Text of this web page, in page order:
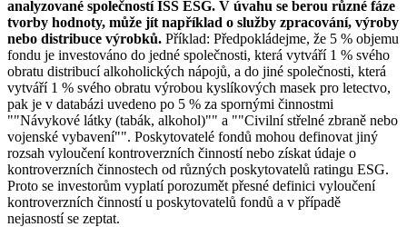
analyzované společností ISS ESG. V úvahu se berou různé fáze
tvorby hodnoty, může jít například o služby zpracování, výroby
nebo distribuce výrobků. Příklad: Předpokládejme, že 5 % objemu
fondu je investováno do jedné společnosti, která vytváří 1 % svého
obratu distribucí alkoholických nápojů, a do jiné společnosti, která
vytváří 1 % svého obratu výrobou kyslíkových masek pro letectvo,
pak je v databázi uvedeno po 5 % za spornými činnostmi
""Návykové látky (tabák, alkohol)"" a ""Civilní střelné zbraně nebo
vojenské vybavení"". Poskytovatelé fondů mohou definovat jiný
rozsah vyloučení kontroverzních činností nebo získat údaje o
kontroverzních činnostech od různých poskytovatelů ratingu ESG.
Proto se investorům vyplatí porozumět přesné definici vyloučení
kontroverzních činností u poskytovatelů fondů a v případě
nejasností se zeptat.